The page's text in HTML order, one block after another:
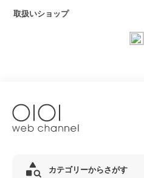
取扱いショップ
カテゴリーからさがす